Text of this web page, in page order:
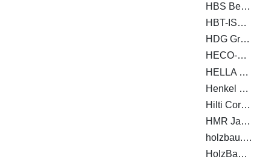
HBS Berga GmbH & Co. KG
HBT-ISOL AG
HDG Group S.r.l.
HECO-Schrauben GmbH & Co. KG
HELLA Sonnen- und Wetterschutztechnik GmbH
Henkel & Cie. AG
Hilti Corporation AG
HMR Jacob GmbH Metallwaren
holzbau.tech GmbH
HolzBauWerk Schwarzwald GmbH